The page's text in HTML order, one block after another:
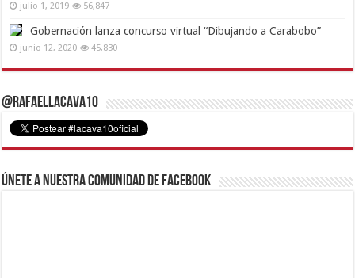
julio 1, 2019 56,847
Gobernación lanza concurso virtual “Dibujando a Carabobo”
junio 12, 2020 45,830
@RafaelLacava10
Únete a nuestra comunidad de Facebook